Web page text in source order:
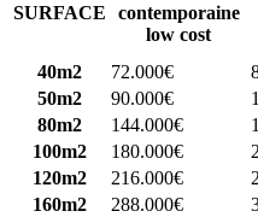
SURFACE
contemporaine
low cost
40m2
72.000€
50m2
90.000€
80m2
144.000€
100m2
180.000€
120m2
216.000€
160m2
288.000€